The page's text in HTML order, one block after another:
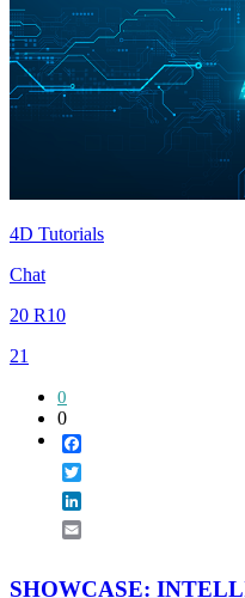
4D Tutorials
Chat
20 R10
21
0
0
SHOWCASE: